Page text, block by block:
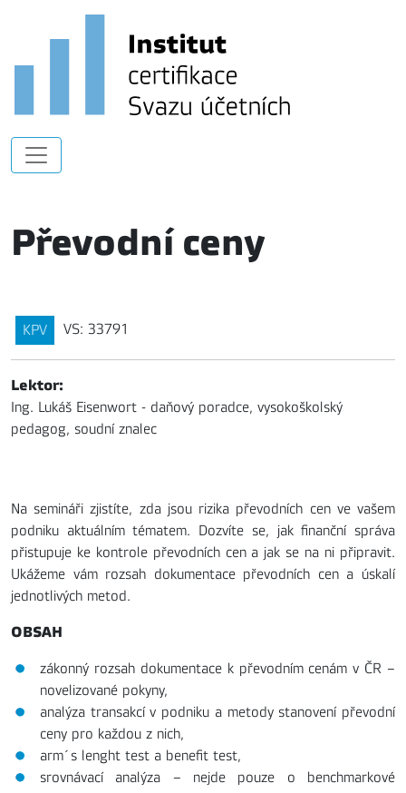
Převodní ceny
KPV VS: 33791
Lektor:
Ing. Lukáš Eisenwort - daňový poradce, vysokoškolský
pedagog, soudní znalec
Na semináři zjistíte, zda jsou rizika převodních cen ve vašem
podniku aktuálním tématem. Dozvíte se, jak finanční správa
přistupuje ke kontrole převodních cen a jak se na ni připravit.
Ukážeme vám rozsah dokumentace převodních cen a úskalí
jednotlivých metod.
OBSAH
zákonný rozsah dokumentace k převodním cenám v ČR –
novelizované pokyny,
analýza transakcí v podniku a metody stanovení převodní
ceny pro každou z nich,
arm´s lenght test a benefit test,
srovnávací analýza – nejde pouze o benchmarkové